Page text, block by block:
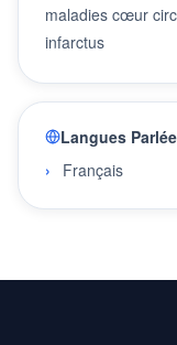
maladies cœur
infarctus
Langues
Français